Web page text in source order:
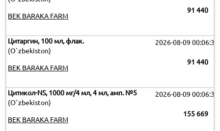
91 440
BEK BARAKA FARM
Цитаргин, 100 мл, флак.
(O`zbekiston)
2026-08-09 00:06:32
91 440
BEK BARAKA FARM
Цитикол-NS, 1000 мг/4 мл, 4 мл, амп. №5
(O`zbekiston)
2026-08-09 00:06:32
155 669
BEK BARAKA FARM